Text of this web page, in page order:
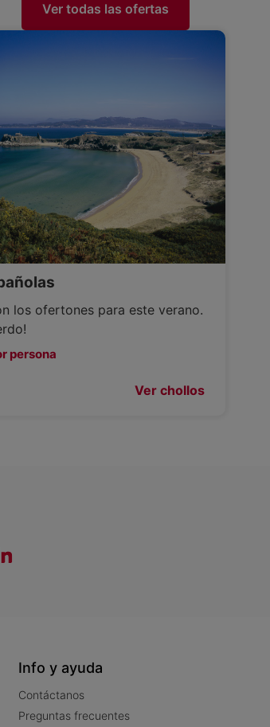
Ver todas las ofertas
los ofertones para este verano.
persona
Ver chollos
Info y ayuda
Contáctanos
Preguntas frecuentes